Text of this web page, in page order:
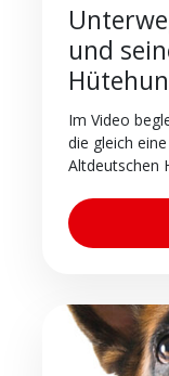
und
Im Video
die gleich
Altdeutschen